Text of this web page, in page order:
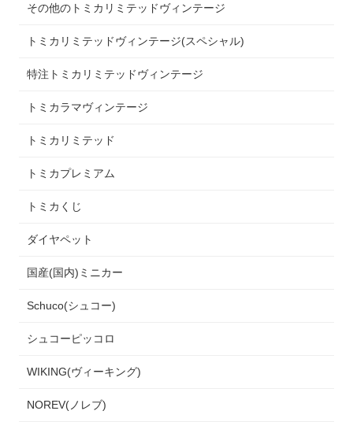
その他のトミカリミテッドヴィンテージ
トミカリミテッドヴィンテージ(スペシャル)
特注トミカリミテッドヴィンテージ
トミカラマヴィンテージ
トミカリミテッド
トミカプレミアム
トミカくじ
ダイヤペット
国産(国内)ミニカー
Schuco(シュコー)
シュコーピッコロ
WIKING(ヴィーキング)
NOREV(ノレブ)